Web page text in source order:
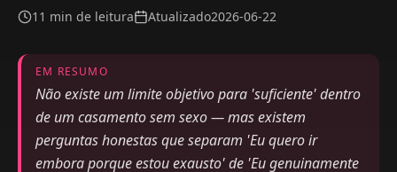
11 min de leitura Atualizado2026-06-22
EM RESUMO
Não existe um limite objetivo para 'suficiente' dentro
de um casamento sem sexo — mas existem
perguntas honestas que separam 'Eu quero ir
embora porque estou exausto' de 'Eu genuinamente